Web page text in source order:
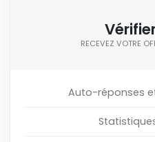
RECEVEZ VOTRE
Auto-réponses